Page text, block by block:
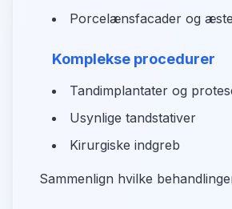
Porcelænsfacader og
Komplekse procedurer
Tandimplantater og
Usynlige tandstativer
Kirurgiske indgreb
Sammenlign hvilke